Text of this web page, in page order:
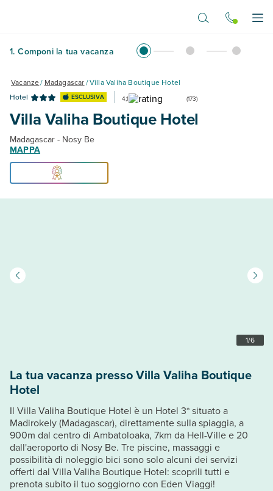
1. Componi la tua vacanza
Vacanze/ Madagascar/Villa Valiha Boutique Hotel
Hotel
ESCLUSIVA 4,1 (173)
Villa Valiha Boutique Hotel
Madagascar - Nosy Be
MAPPA
1/6
La tua vacanza presso Villa Valiha Boutique
Hotel
Il Villa Valiha Boutique Hotel è un Hotel 3* situato a
Madirokely (Madagascar), direttamente sulla spiaggia, a
900m dal centro di Ambatoloaka, 7km da Hell-Ville e 20
dall'aeroporto di Nosy Be. Tre piscine, massaggi e
possibilità di noleggio bici sono solo alcuni dei servizi
offerti dal Villa Valiha Boutique Hotel: scoprili tutti e
prenota subito il tuo soggiorno con Eden Viaggi!